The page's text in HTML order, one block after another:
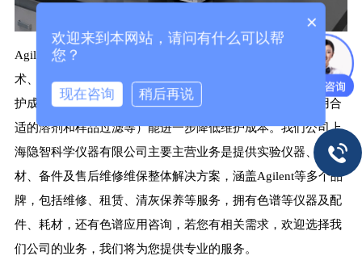
Agilent色谱仪的维护成本相对可控，部分型号借助智能模拟技
术、实时监控软件等创新技术，可实现高分析效率和低使用维
护成本，且通过合理的维护保养（如定期冲洗进样口、使用合
适的溶剂和样品过滤等）能进一步降低维护成本。我们公司上
海隐智科学仪器有限公司主要主营业务是提供实验仪器、耗
材、备件及售后维修维保整体解决方案，涵盖Agilent等多个品
牌，包括维修、租赁、清灰保养等服务，拥有色谱等仪器及配
件、耗材，还有色谱应用咨询，若您有相关需求，欢迎选择我
们公司的业务，我们将为您提供专业的服务。
×
欢迎来到本网站，请问有什么可以帮
您？
现在咨询 稍后再说